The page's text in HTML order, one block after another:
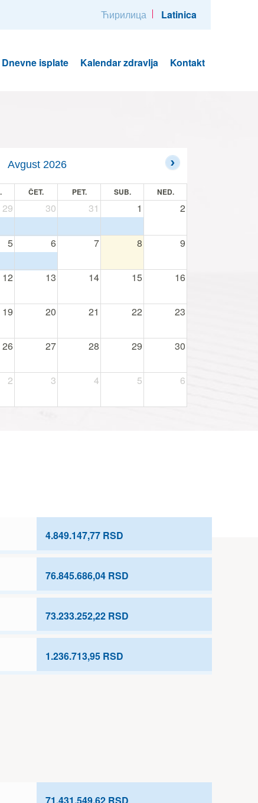
Ћирилица Latinica
Dnevne isplate Kalendar zdravlja Kontakt
Avgust 2026
ČET. PET. SUB. NED.
29 30 31 1 2
5 6 7 8 9
12 13 14 15 16
19 20 21 22 23
26 27 28 29 30
2 3 4 5 6
4.849.147,77 RSD
76.845.686,04 RSD
73.233.252,22 RSD
1.236.713,95 RSD